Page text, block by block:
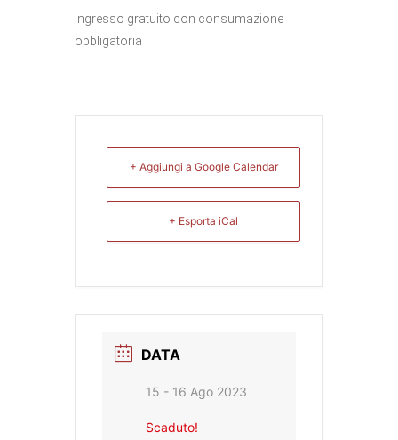
ingresso gratuito con consumazione
obbligatoria
+ Aggiungi a Google Calendar
+ Esporta iCal
DATA
15 - 16 Ago 2023
Scaduto!